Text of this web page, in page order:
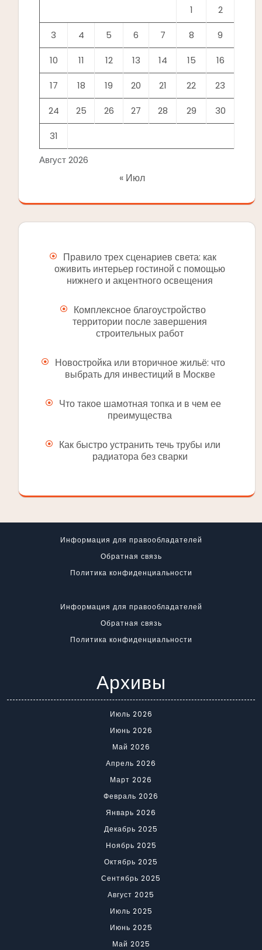
Август 2026
1 2
3 4 5 6 7 8 9
10 11 12 13 14 15 16
17 18 19 20 21 22 23
24 25 26 27 28 29 30
31
« Июл
Правило трех сценариев света: как
оживить интерьер гостиной с помощью
нижнего и акцентного освещения
Комплексное благоустройство
территории после завершения
строительных работ
Новостройка или вторичное жильё: что
выбрать для инвестиций в Москве
Что такое шамотная топка и в чем ее
преимущества
Как быстро устранить течь трубы или
радиатора без сварки
Информация для правообладателей
Обратная связь
Политика конфиденциальности
Информация для правообладателей
Обратная связь
Политика конфиденциальности
Архивы
Июль 2026
Июнь 2026
Май 2026
Апрель 2026
Март 2026
Февраль 2026
Январь 2026
Декабрь 2025
Ноябрь 2025
Октябрь 2025
Сентябрь 2025
Август 2025
Июль 2025
Июнь 2025
Май 2025